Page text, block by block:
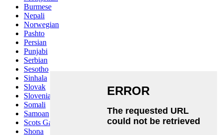
Burmese
Nepali
Norwegian
Pashto
Persian
Punjabi
Serbian
Sesotho
Sinhala
Slovak
Slovenian
Somali
Samoan
Scots Gaelic
Shona